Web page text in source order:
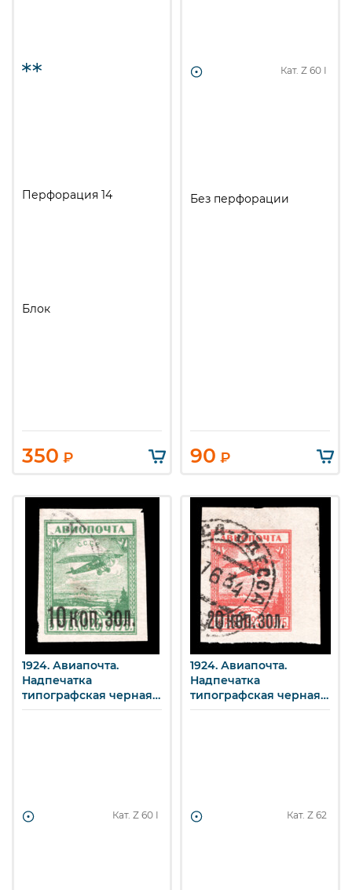
Перфорация 14
Блок
350 ₽
Кат. Z 60 I
Без перфорации
90 ₽
1924. Авиапочта.
Надпечатка
типографская черная
нового номинала на
Кат. Z 60 I
1924. Авиапочта.
Надпечатка
типографская черная
нового номинала на
Кат. Z 62